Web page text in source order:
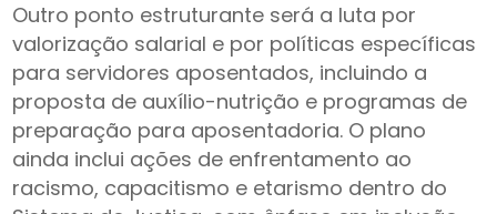
Outro ponto estruturante será a luta por
valorização salarial e por políticas específicas
para servidores aposentados, incluindo a
proposta de auxílio-nutrição e programas de
preparação para aposentadoria. O plano
ainda inclui ações de enfrentamento ao
racismo, capacitismo e etarismo dentro do